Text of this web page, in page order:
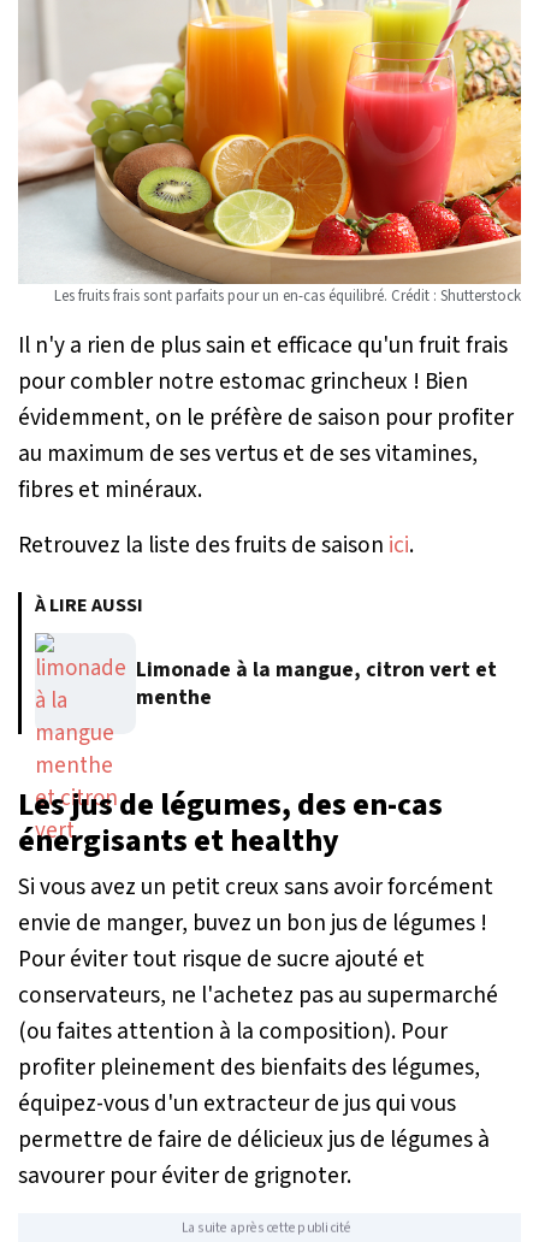
Les fruits frais sont parfaits pour un en-cas équilibré. Crédit : Shutterstock
Il n'y a rien de plus sain et efficace qu'un fruit frais
pour combler notre estomac grincheux ! Bien
évidemment, on le préfère de saison pour profiter
au maximum de ses vertus et de ses vitamines,
fibres et minéraux.
Retrouvez la liste des fruits de saison ici.
À LIRE AUSSI
Limonade à la mangue, citron vert et
menthe
Les jus de légumes, des en-cas
énergisants et healthy
Si vous avez un petit creux sans avoir forcément
envie de manger, buvez un bon jus de légumes !
Pour éviter tout risque de sucre ajouté et
conservateurs, ne l'achetez pas au supermarché
(ou faites attention à la composition). Pour
profiter pleinement des bienfaits des légumes,
équipez-vous d'un extracteur de jus qui vous
permettre de faire de délicieux jus de légumes à
savourer pour éviter de grignoter.
La suite après cette publicité